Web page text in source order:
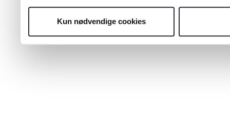
Kun nødvendige cookies